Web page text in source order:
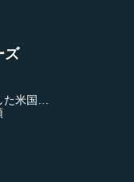
ズ
た米国…